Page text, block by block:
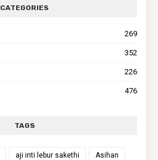
CATEGORIES
269
352
226
476
TAGS
aji inti lebur sakethi Asihan